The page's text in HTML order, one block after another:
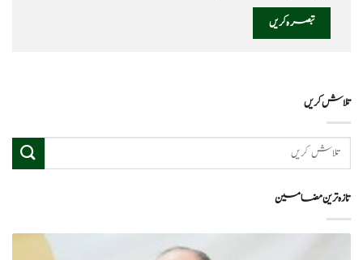
تلاش کریں
تازہ ترین مضامین